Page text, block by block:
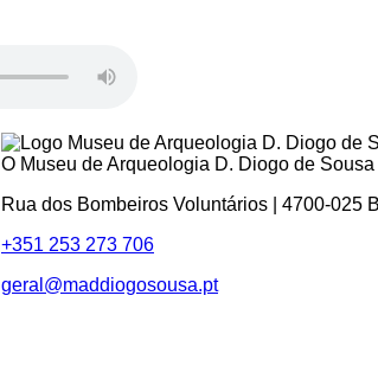
O Museu de Arqueologia D. Diogo de
Rua dos Bombeiros Voluntários | 4700-025
+351 253 273 706
geral@maddiogosousa.pt